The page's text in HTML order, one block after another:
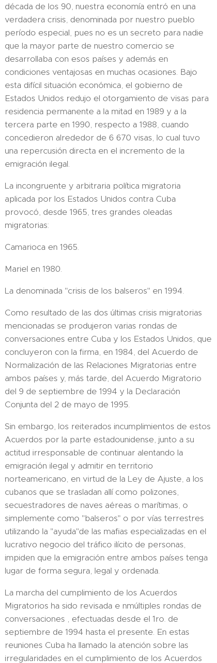
década de los 90, nuestra economía entró en una
verdadera crisis, denominada por nuestro pueblo
período especial, pues no es un secreto para nadie
que la mayor parte de nuestro comercio se
desarrollaba con esos países y además en
condiciones ventajosas en muchas ocasiones. Bajo
esta difícil situación económica, el gobierno de
Estados Unidos redujo el otorgamiento de visas para
residencia permanente a la mitad en 1989 y a la
tercera parte en 1990, respecto a 1988, cuando
concedieron alrededor de 6 670 visas, lo cual tuvo
una repercusión directa en el incremento de la
emigración ilegal.
La incongruente y arbitraria política migratoria
aplicada por los Estados Unidos contra Cuba
provocó, desde 1965, tres grandes oleadas
migratorias:
Camarioca en 1965.
Mariel en 1980.
La denominada "crisis de los balseros" en 1994.
Como resultado de las dos últimas crisis migratorias
mencionadas se produjeron varias rondas de
conversaciones entre Cuba y los Estados Unidos, que
concluyeron con la firma, en 1984, del Acuerdo de
Normalización de las Relaciones Migratorias entre
ambos países y, más tarde, del Acuerdo Migratorio
del 9 de septiembre de 1994 y la Declaración
Conjunta del 2 de mayo de 1995.
Sin embargo, los reiterados incumplimientos de estos
Acuerdos por la parte estadounidense, junto a su
actitud irresponsable de continuar alentando la
emigración ilegal y admitir en territorio
norteamericano, en virtud de la Ley de Ajuste, a los
cubanos que se trasladan allí como polizones,
secuestradores de naves aéreas o marítimas, o
simplemente como "balseros" o por vías terrestres
utilizando la "ayuda"de las mafias especializadas en el
lucrativo negocio del tráfico ilícito de personas,
impiden que la emigración entre ambos países tenga
lugar de forma segura, legal y ordenada.
La marcha del cumplimiento de los Acuerdos
Migratorios ha sido revisada e nmúltiples rondas de
conversaciones , efectuadas desde el 1ro. de
septiembre de 1994 hasta el presente. En estas
reuniones Cuba ha llamado la atención sobre las
irregularidades en el cumplimiento de los Acuerdos